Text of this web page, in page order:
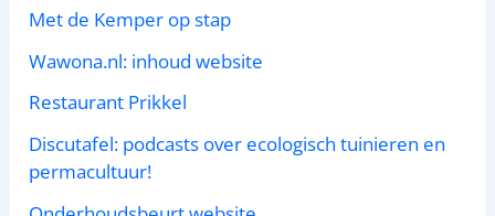
Met de Kemper op stap
Wawona.nl: inhoud website
Restaurant Prikkel
Discutafel: podcasts over ecologisch tuinieren en
permacultuur!